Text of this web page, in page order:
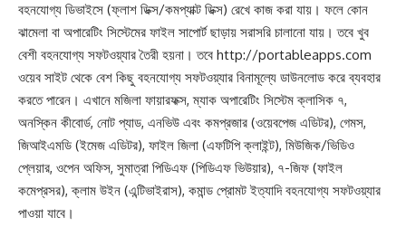
বহনযোগ্য ডিভাইসে (ফ্লাশ ডিক্স/কমপ্যাক্ট ডিক্স) রেখে কাজ করা যায়। ফলে কোন
ঝামেলা বা অপারেটিং সিস্টেমের ফাইল সাপোর্ট ছাড়ায় সরাসরি চালানো যায়। তবে খুব
বেশী বহনযোগ্য সফটওয়্যার তৈরী হয়না। তবে http://portableapps.com
ওয়েব সাইট থেকে বেশ কিছু বহনযোগ্য সফটওয়্যার বিনামূল্যে ডাউনলোড করে ব্যবহার
করতে পারেন। এখানে মজিলা ফায়ারফক্স, ম্যাক অপারেটিং সিস্টেম ক্লাসিক ৭,
অনস্কিন কীবোর্ড, নোট প্যাড, এনভিউ এবং কমপ্রজার (ওয়েবপেজ এডিটর), গেমস,
জিআইএমডি (ইমেজ এডিটর), ফাইল জিলা (এফটিপি ক্লাইন্ট), মিউজিক/ভিডিও
প্লেয়ার, ওপেন অফিস, সুমাত্রা পিডিএফ (পিডিএফ ভিউয়ার), ৭-জিফ (ফাইল
কমেপ্রসর), ক্লাম উইন (এন্টিভাইরাস), কমান্ড প্রোমট ইত্যাদি বহনযোগ্য সফটওয়্যার
পাওয়া যাবে।